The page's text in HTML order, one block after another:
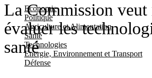
Economie
Politique
Agriculture et Alimentation
Santé
Technologies
Energie, Environnement et Transport
Défense
La Commission veut
évaluer les
santé